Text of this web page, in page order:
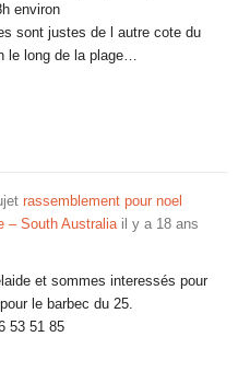
environ
sont justes de l autre cote du
le long de la plage…
rassemblement pour noel
– South Australia il y a 18 ans
et sommes interessés pour
le barbec du 25.
53 51 85